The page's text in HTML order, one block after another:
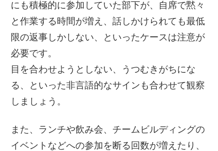
にも積極的に参加していた部下が、自席で黙々
と作業する時間が増え、話しかけられても最低
限の返事しかしない、といったケースは注意が
必要です。
目を合わせようとしない、うつむきがちにな
る、といった非言語的なサインも合わせて観察
しましょう。
また、ランチや飲み会、チームビルディングの
イベントなどへの参加を断る回数が増えたり、